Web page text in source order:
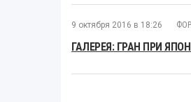
9 октября 2016 в 18:26
ГАЛЕРЕЯ: ГРАН ПРИ